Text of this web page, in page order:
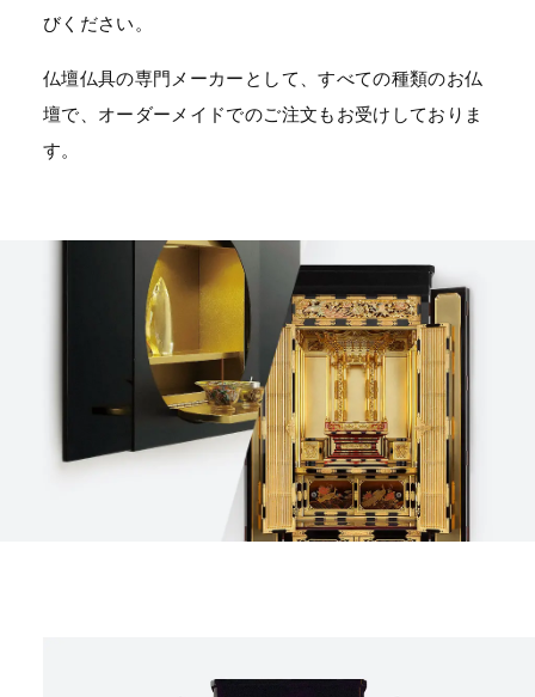
びください。
仏壇仏具の専門メーカーとして、すべての種類のお仏
壇で、オーダーメイドでのご注文もお受けしておりま
す。